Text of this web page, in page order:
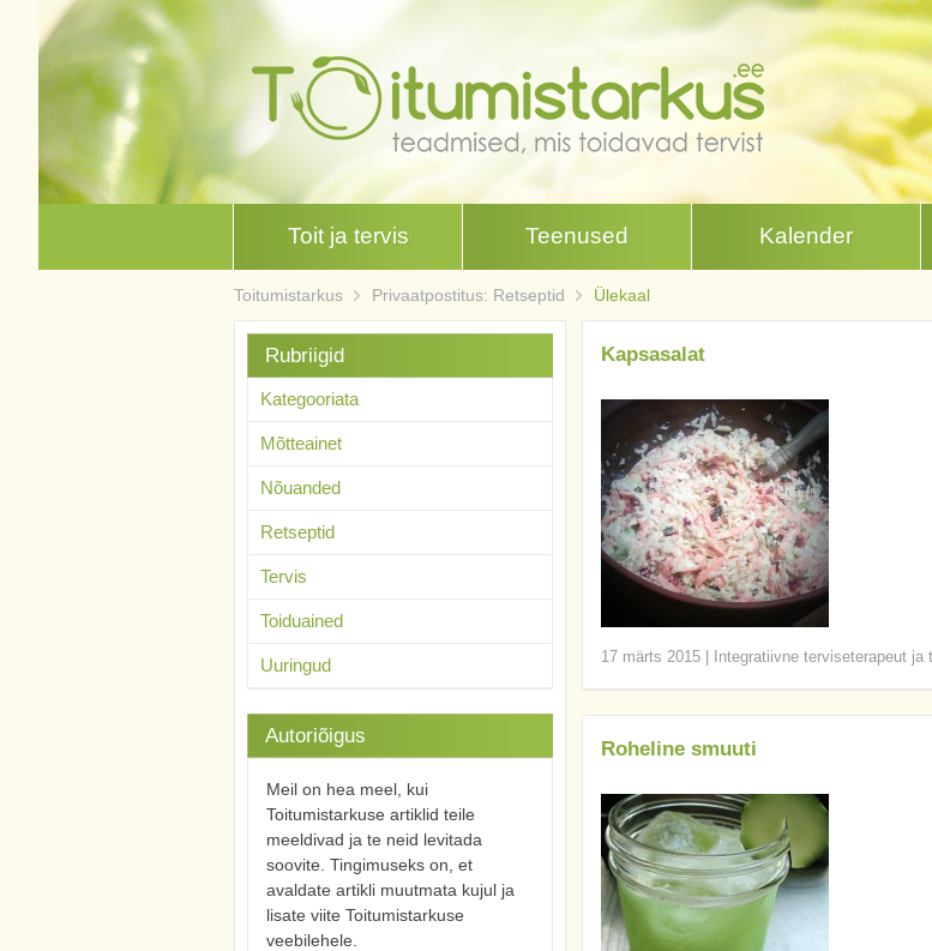
Toit ja tervis Teenused Kalender
Toitumistarkus Privaatpostitus: Retseptid Ülekaal
Kapsasalat
17 märts 2015| Integratiivne terviseterapeut
Roheline smuuti
Rubriigid
Kategooriata
Mõtteainet
Nõuanded
Retseptid
Tervis
Toiduained
Uuringud
Autoriõigus
Meil on hea meel, kui
Toitumistarkuse artiklid teile
meeldivad ja te neid levitada
soovite. Tingimuseks on, et
avaldate artikli muutmata kujul ja
lisate viite Toitumistarkuse
veebilehele.